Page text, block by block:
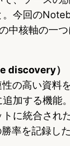
。今回の
中核軸の一
discovery）
の高い資料
加する機能
に統合され
率を記録した